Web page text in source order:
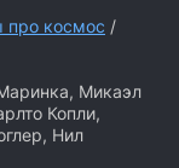
космос /
Микаэл
Копли,
Нил